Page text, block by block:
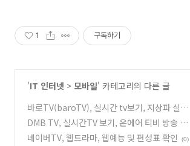
1 구독하기
'IT 인터넷 > 모바일' 카테고리의 다른 글
바로TV(baroTV), 실시간 tv보기, 지상파 실시
간 고화질
(0)
DMB TV, 실시간TV 보기, 온에어 티비 방송 시청
하기
(0)
네이버TV, 웹드라마, 웹예능 및 편성표 확인 (0)